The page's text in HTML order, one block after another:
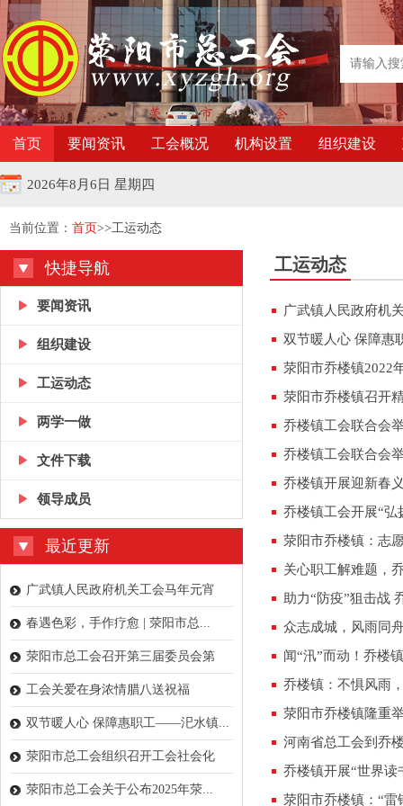
首页 要闻资讯 工会概况 机构设置 组织建设
2026年8月6日 星期四
当前位置： 首页>>工运动态
快捷导航
要闻资讯
组织建设
工运动态
两学一做
文件下载
领导成员
最近更新
广武镇人民政府机关工会马年元宵
乐...
春遇色彩，手作疗愈 | 荥阳市总...
荥阳市总工会召开第三届委员会第
四...
工会关爱在身浓情腊八送祝福
双节暖人心 保障惠职工——汜水镇...
荥阳市总工会组织召开工会社会化
工...
荥阳市总工会关于公布2025年荥...
工运动态
广武镇人民政府机
双节暖人心 保障
荥阳市乔楼镇2022
荥阳市乔楼镇召开
乔楼镇工会联合会
乔楼镇工会联合会
乔楼镇开展迎新春
乔楼镇工会开展“弘
荥阳市乔楼镇：志
关心职工解难题，
助力“防疫”狙击战
众志成城，风雨同
闻“汛”而动！乔楼
乔楼镇：不惧风雨
荥阳市乔楼镇隆重
河南省总工会到乔
乔楼镇开展“世界读
荥阳市乔楼镇：“雷